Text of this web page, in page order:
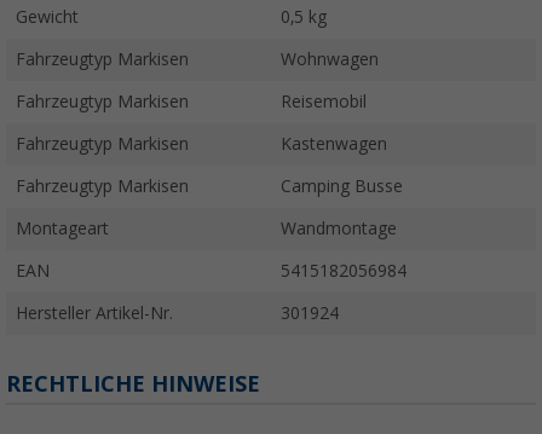
Gewicht 0,5 kg
Fahrzeugtyp Markisen Wohnwagen
Fahrzeugtyp Markisen Reisemobil
Fahrzeugtyp Markisen Kastenwagen
Fahrzeugtyp Markisen Camping Busse
Montageart Wandmontage
EAN 5415182056984
Hersteller Artikel-Nr. 301924
RECHTLICHE HINWEISE